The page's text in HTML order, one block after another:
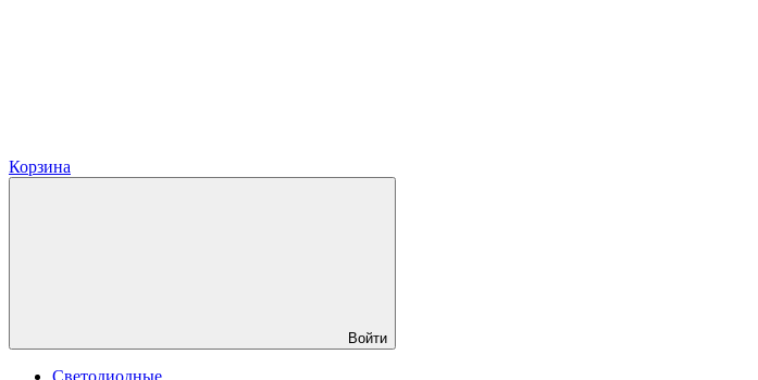
Корзина
Войти
Светодиодные